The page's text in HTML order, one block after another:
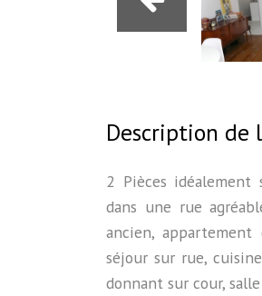
Description de
2 Pièces
dans une rue
ancien, appartement
séjour sur rue,
donnant sur cour, salle